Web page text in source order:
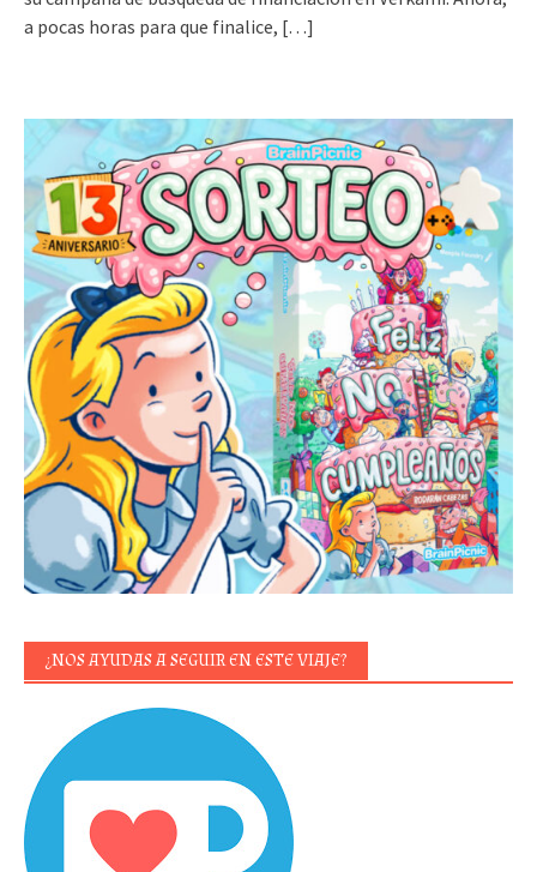
a pocas horas para que finalice, […]
¿NOS AYUDAS A SEGUIR EN ESTE VIAJE?